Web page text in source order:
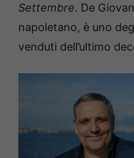
Settembre. De
napoletano, è uno
venduti dell’ultimo